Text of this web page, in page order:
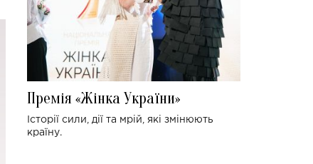
Премія «Жінка України»
Історії сили, дії та мрій, які змінюють
країну.